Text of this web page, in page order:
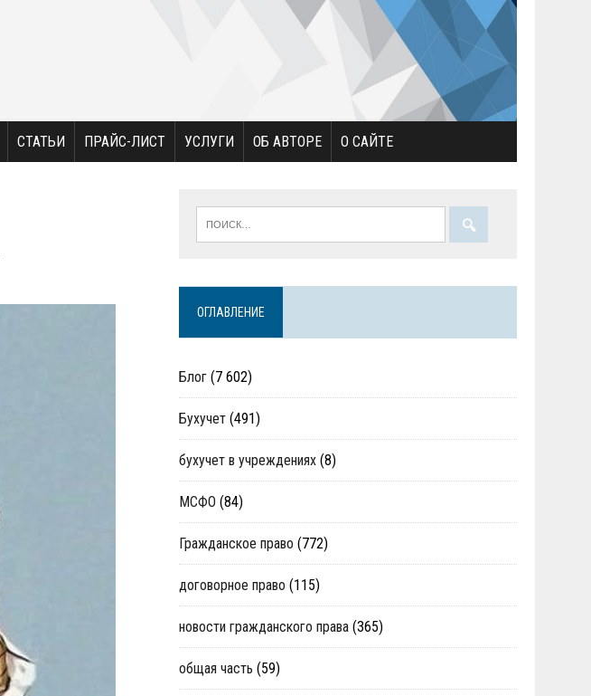
СТАТЬИ ПРАЙС-ЛИСТ УСЛУГИ ОБ АВТОРЕ О САЙТЕ
ОГЛАВЛЕНИЕ
Блог (7 602)
Бухучет (491)
бухучет в учреждениях (8)
МСФО (84)
Гражданское право (772)
договорное право (115)
новости гражданского права (365)
общая часть (59)